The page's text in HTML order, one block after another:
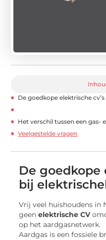
De goedkope elektrische
Het verschil tussen een gas-
Veelgestelde vragen
De goedkope
bij
Vrij veel huishoudens in
geenelektrische CV
op het aardgasnetwerk.
Aardgas is een fossiele